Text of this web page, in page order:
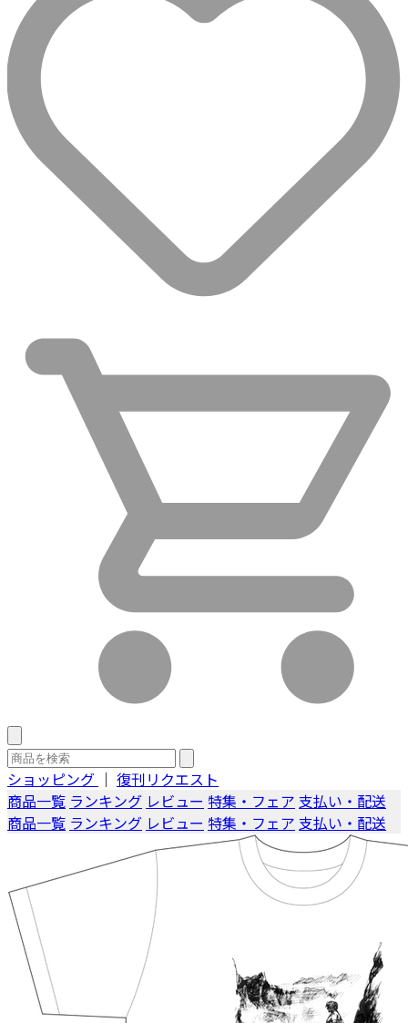
ショッピング ｜ 復刊リクエスト
商品一覧 ランキング レビュー 特集・フェア 支払い・配送
商品一覧 ランキング レビュー 特集・フェア 支払い・配送